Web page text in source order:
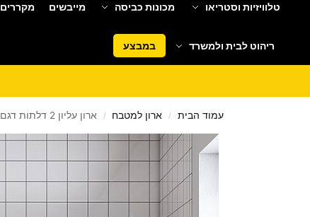
טלוויזיות וסטריאו מכונות כביסה מייבשים מקררים
ריהוט לבית ולמשרד במבצע
עמוד הבית / ארון למטבח / ארון עליון 2 דלתות דגם אמנון AMNON ברוחב 80 ס"מ מבית סטאר שופ STAR SHOP